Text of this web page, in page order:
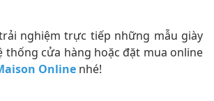
nghiệm trực tiếp những mẫu giày
thống cửa hàng hoặc đặt mua online
Online nhé!